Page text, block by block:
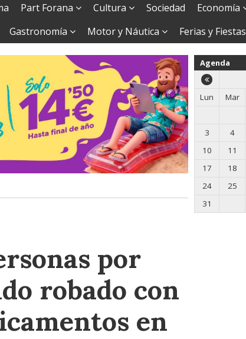
Part Forana Cultura Sociedad Economía
Gastronomía Motor y Náutica Ferias y Fiestas
por
robado con
en
Agenda
Lun
Mar
3
4
10
11
17
18
24
25
31